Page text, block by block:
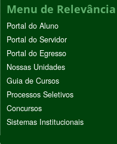
Menu de Relevância
Portal do Aluno
Portal do Servidor
Portal do Egresso
Nossas Unidades
Guia de Cursos
Processos Seletivos
Concursos
Sistemas Institucionais